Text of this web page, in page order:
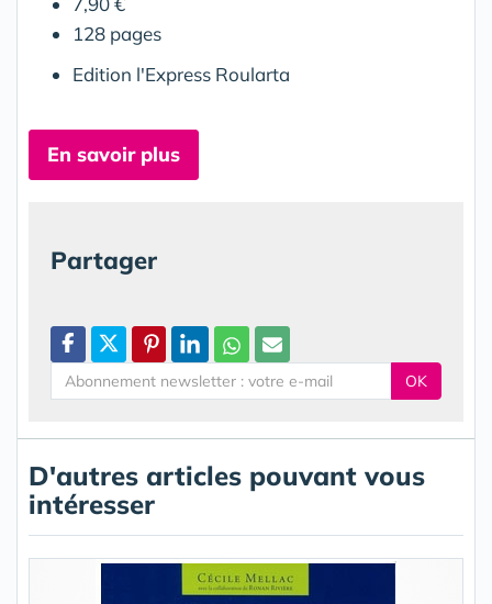
128 pages
Edition l'Express Roularta
En savoir plus
Partager
OK
D'autres articles pouvant vous
intéresser